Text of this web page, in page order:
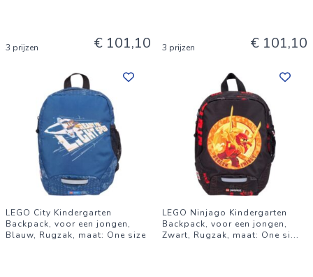
3 prijzen € 101,10 3 prijzen € 101,10
LEGO City Kindergarten
Backpack, voor een jongen,
Blauw, Rugzak, maat: One size
LEGO Ninjago Kindergarten
Backpack, voor een jongen,
Zwart, Rugzak, maat: One si...